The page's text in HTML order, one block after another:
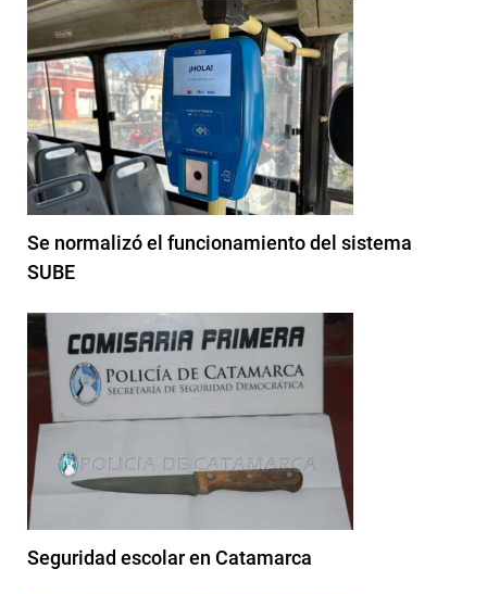
Se normalizó el funcionamiento del sistema
SUBE
Seguridad escolar en Catamarca